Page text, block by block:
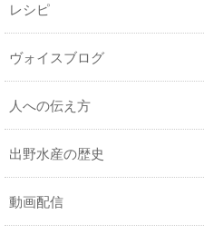
レシピ
ヴォイスブログ
人への伝え方
出野水産の歴史
動画配信